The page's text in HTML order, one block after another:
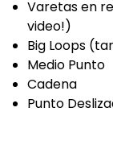
Varetas en
video!)
Big Loops
Medio Punto
Cadena
Punto